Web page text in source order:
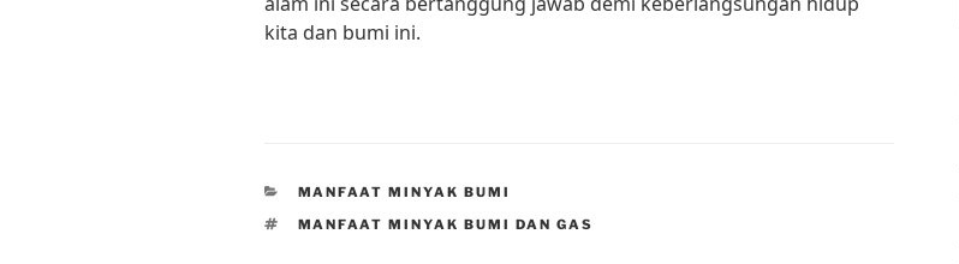
kita dan bumi ini.
CATEGORIES
MANFAAT MINYAK BUMI
TAGS
MANFAAT MINYAK BUMI DAN GAS